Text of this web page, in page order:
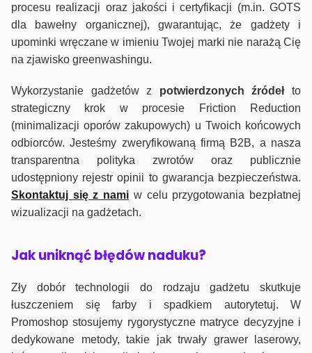
procesu realizacji oraz jakości i certyfikacji (m.in. GOTS
dla bawełny organicznej), gwarantując, że gadżety i
upominki wręczane w imieniu Twojej marki nie narażą Cię
na zjawisko greenwashingu.
Wykorzystanie gadżetów z potwierdzonych źródełto
strategiczny krok w procesie Friction Reduction
(minimalizacji oporów zakupowych) u Twoich końcowych
odbiorców. Jesteśmy zweryfikowaną firmą B2B, a nasza
transparentna polityka zwrotów oraz publicznie
udostępniony rejestr opinii to gwarancja bezpieczeństwa.
Skontaktuj się z nami w celu przygotowania bezpłatnej
wizualizacji na gadżetach.
Jak uniknąć błędów naduku?
Zły dobór technologii do rodzaju gadżetu skutkuje
łuszczeniem się farby i spadkiem autorytetuj. W
Promoshop stosujemy rygorystyczne matryce decyzyjne i
dedykowane metody, takie jak trwały grawer laserowy,